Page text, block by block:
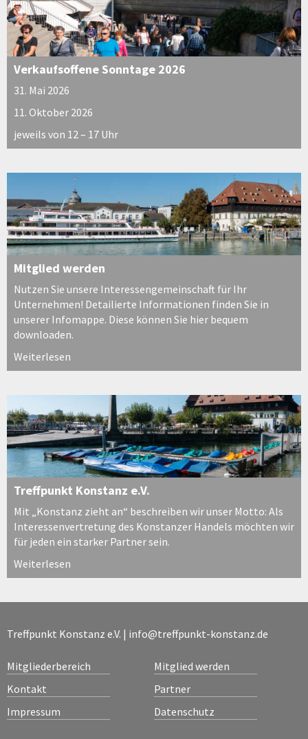
Verkaufsoffene Sonntage 2026
31. Mai 2026
11. Oktober 2026
jeweils von 12 – 17 Uhr
Mitglied werden
Nutzen Sie unsere Interessengemeinschaft für Ihr
Unternehmen! Detailierte Informationen finden Sie in
unserer Infomappe. Diese können Sie hier bequem
downloaden.
Weiterlesen
Treffpunkt Konstanz e.V.
Mit „Konstanz zieht an“ beschreiben wir unser Motto: Als
Interessenvertretung des Konstanzer Handels möchten wir
für jeden ein starker Partner sein.
Weiterlesen
Treffpunkt Konstanz e.V. | info@treffpunkt-konstanz.de
Mitgliederbereich
Mitglied werden
Kontakt
Partner
Impressum
Datenschutz